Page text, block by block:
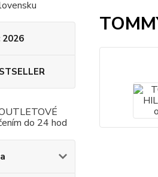
2026
do 24 hod